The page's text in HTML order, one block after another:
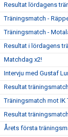
Resultat lördagens
Träningsmatch -
Träningsmatch -
Resultat i lördagens
Matchdag x2!
Intervju med Gustaf
Resultat träningsmatch
Träningsmatch mot IK
Resultat träningsmatch
Årets första